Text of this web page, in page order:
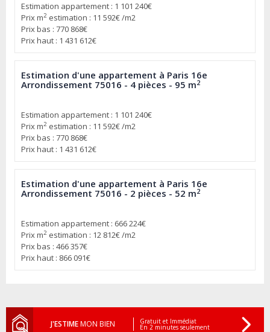
Estimation appartement : 1 101 240€
Prix m2 estimation : 11 592€ /m2
Prix bas : 770 868€
Prix haut : 1 431 612€
Estimation d'une appartement à Paris 16e
Arrondissement 75016 - 4 pièces - 95 m2
Estimation appartement : 1 101 240€
Prix m2 estimation : 11 592€ /m2
Prix bas : 770 868€
Prix haut : 1 431 612€
Estimation d'une appartement à Paris 16e
Arrondissement 75016 - 2 pièces - 52 m2
Estimation appartement : 666 224€
Prix m2 estimation : 12 812€ /m2
Prix bas : 466 357€
Prix haut : 866 091€
J'ESTIMEMON BIEN Gratuit et Immédiat
En 2 minutes seulement